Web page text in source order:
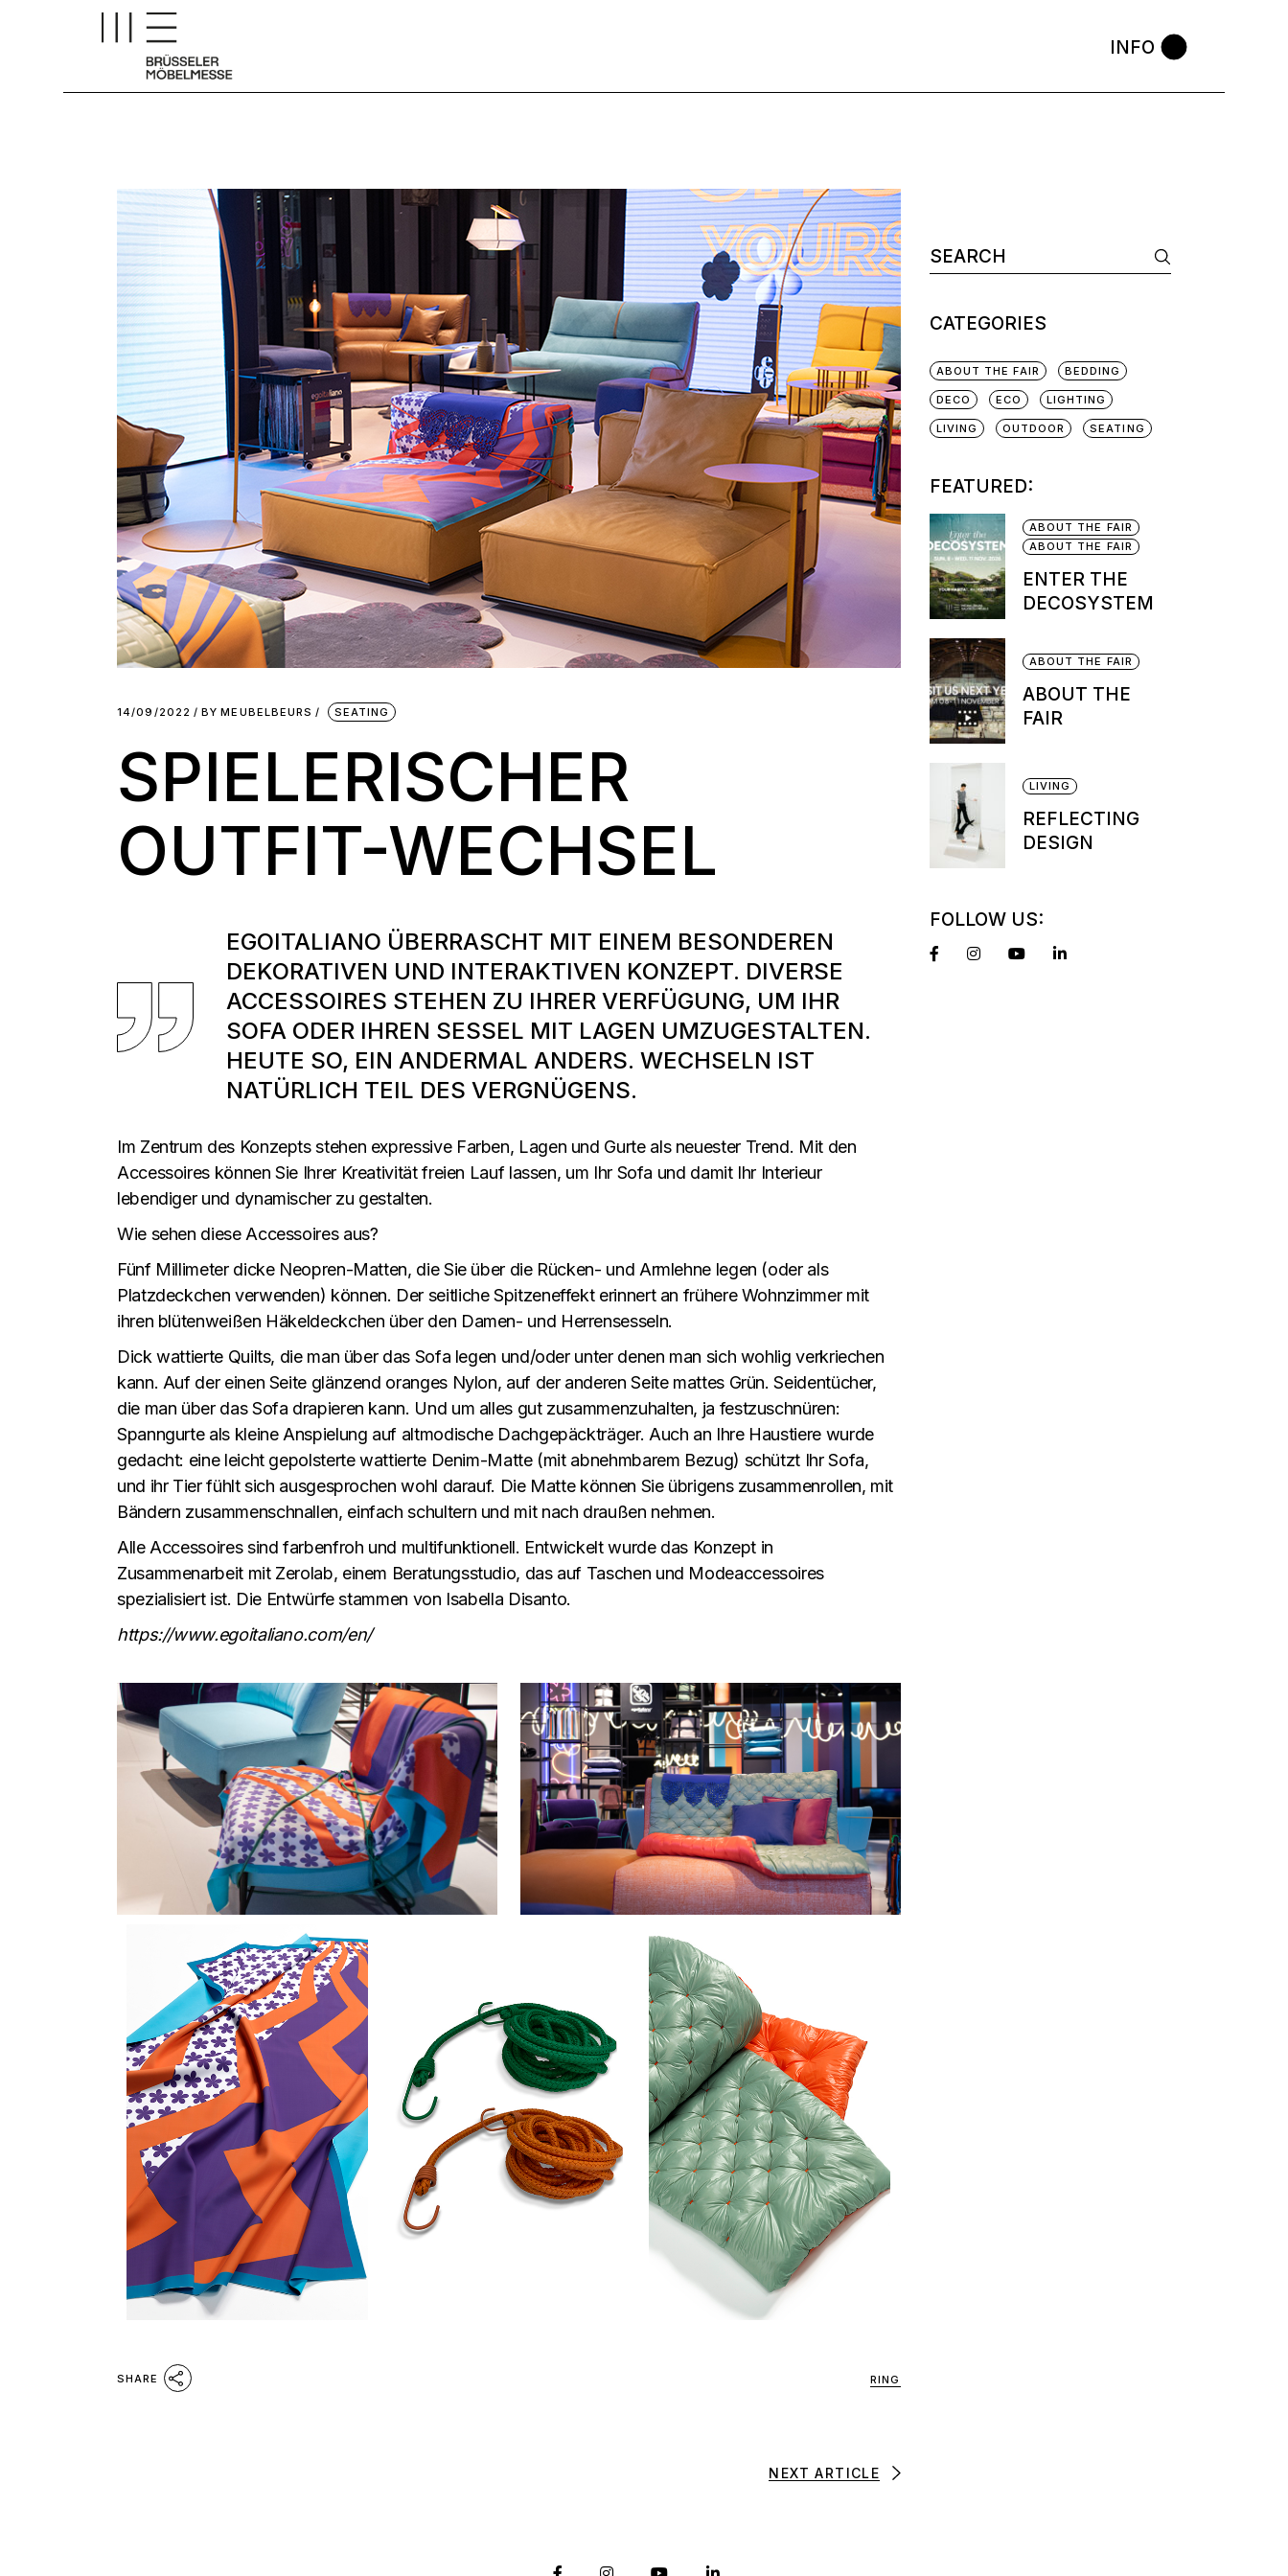
INFO
14/09/2022 BY MEUBELBEURS SEATING
SPIELERISCHER
OUTFIT-WECHSEL
EGOITALIANO ÜBERRASCHT MIT EINEM BESONDEREN
DEKORATIVEN UND INTERAKTIVEN KONZEPT. DIVERSE
ACCESSOIRES STEHEN ZU IHRER VERFÜGUNG, UM IHR
SOFA ODER IHREN SESSEL MIT LAGEN UMZUGESTALTEN.
HEUTE SO, EIN ANDERMAL ANDERS. WECHSELN IST
NATÜRLICH TEIL DES VERGNÜGENS.
Im Zentrum des Konzepts stehen expressive Farben, Lagen und Gurte als neuester Trend. Mit den
Accessoires können Sie Ihrer Kreativität freien Lauf lassen, um Ihr Sofa und damit Ihr Interieur
lebendiger und dynamischer zu gestalten.
Wie sehen diese Accessoires aus?
Fünf Millimeter dicke Neopren-Matten, die Sie über die Rücken- und Armlehne legen (oder als
Platzdeckchen verwenden) können. Der seitliche Spitzeneffekt erinnert an frühere Wohnzimmer mit
ihren blütenweißen Häkeldeckchen über den Damen- und Herrensesseln.
Dick wattierte Quilts, die man über das Sofa legen und/oder unter denen man sich wohlig verkriechen
kann. Auf der einen Seite glänzend oranges Nylon, auf der anderen Seite mattes Grün. Seidentücher,
die man über das Sofa drapieren kann. Und um alles gut zusammenzuhalten, ja festzuschnüren:
Spanngurte als kleine Anspielung auf altmodische Dachgepäckträger. Auch an Ihre Haustiere wurde
gedacht: eine leicht gepolsterte wattierte Denim-Matte (mit abnehmbarem Bezug) schützt Ihr Sofa,
und ihr Tier fühlt sich ausgesprochen wohl darauf. Die Matte können Sie übrigens zusammenrollen, mit
Bändern zusammenschnallen, einfach schultern und mit nach draußen nehmen.
Alle Accessoires sind farbenfroh und multifunktionell. Entwickelt wurde das Konzept in
Zusammenarbeit mit Zerolab, einem Beratungsstudio, das auf Taschen und Modeaccessoires
spezialisiert ist. Die Entwürfe stammen von Isabella Disanto.
https://www.egoitaliano.com/en/
SHARE RING
NEXT ARTICLE
CATEGORIES
ABOUT THE FAIR BEDDING
DECO ECO LIGHTING
LIVING OUTDOOR SEATING
FEATURED:
ABOUT THE FAIR
ABOUT THE FAIR
ENTER THE
DECOSYSTEM
ABOUT THE FAIR
ABOUT THE
FAIR
LIVING
REFLECTING
DESIGN
FOLLOW US: